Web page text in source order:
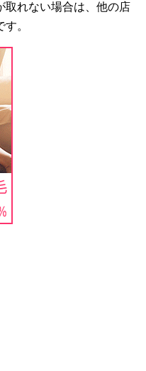
れない場合は、他の店
。